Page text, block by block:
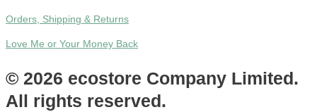
Orders, Shipping & Returns
Love Me or Your Money Back
© 2026 ecostore Company Limited.
All rights reserved.